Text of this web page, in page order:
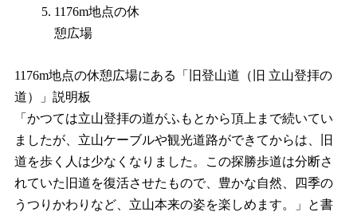
1176m地点の休
憩広場
1176m地点の休憩広場にある「旧登山道（旧 立山登拝の
道）」説明板
「かつては立山登拝の道がふもとから頂上まで続いてい
ましたが、立山ケーブルや観光道路ができてからは、旧
道を歩く人は少なくなりました。この探勝歩道は分断さ
れていた旧道を復活させたもので、豊かな自然、四季の
うつりかわりなど、立山本来の姿を楽しめます。」と書